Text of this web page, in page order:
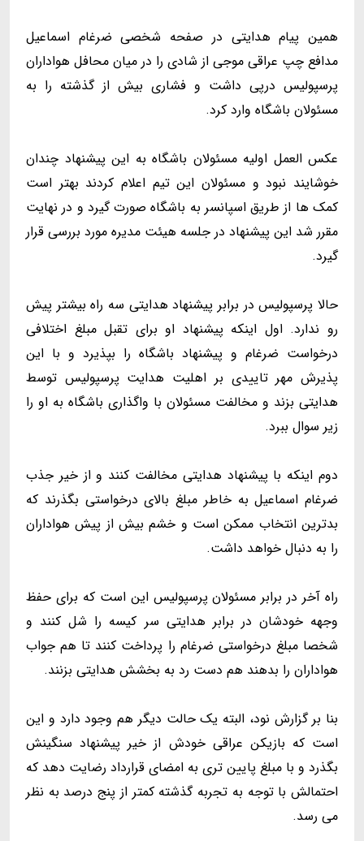
همین پیام هدایتی در صفحه شخصی ضرغام اسماعیل
مدافع چپ عراقی موجی از شادی را در میان محافل هواداران
پرسپولیس درپی داشت و فشاری بیش از گذشته را به
مسئولان باشگاه وارد کرد.
عکس العمل اولیه مسئولان باشگاه به این پیشنهاد چندان
خوشایند نبود و مسئولان این تیم اعلام کردند بهتر است
کمک ها از طریق اسپانسر به باشگاه صورت گیرد و در نهایت
مقرر شد این پیشنهاد در جلسه هیئت مدیره مورد بررسی قرار
گیرد.
حالا پرسپولیس در برابر پیشنهاد هدایتی سه راه بیشتر پیش
رو ندارد. اول اینکه پیشنهاد او برای تقبل مبلغ اختلافی
درخواست ضرغام و پیشنهاد باشگاه را بپذیرد و با این
پذیرش مهر تاییدی بر اهلیت هدایت پرسپولیس توسط
هدایتی بزند و مخالفت مسئولان با واگذاری باشگاه به او را
زیر سوال ببرد.
دوم اینکه با پیشنهاد هدایتی مخالفت کنند و از خیر جذب
ضرغام اسماعیل به خاطر مبلغ بالای درخواستی بگذرند که
بدترین انتخاب ممکن است و خشم بیش از پیش هواداران
را به دنبال خواهد داشت.
راه آخر در برابر مسئولان پرسپولیس این است که برای حفظ
وجهه خودشان در برابر هدایتی سر کیسه را شل کنند و
شخصا مبلغ درخواستی ضرغام را پرداخت کنند تا هم جواب
هواداران را بدهند هم دست رد به بخشش هدایتی بزنند.
بنا بر گزارش نود، البته یک حالت دیگر هم وجود دارد و این
است که بازیکن عراقی خودش از خیر پیشنهاد سنگینش
بگذرد و با مبلغ پایین تری به امضای قرارداد رضایت دهد که
احتمالش با توجه به تجربه گذشته کمتر از پنج درصد به نظر
می رسد.